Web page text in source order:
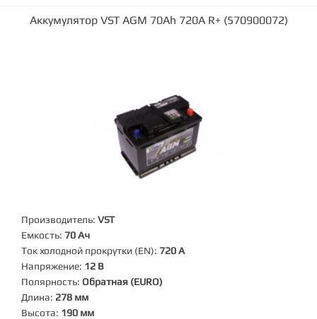
Аккумулятор VST AGM 70Ah 720A R+ (570900072)
Производитель: VST
Емкость: 70 Ач
Ток холодной прокрутки (EN): 720 А
Напряжение: 12 В
Полярность: Обратная (EURO)
Длина: 278 мм
Высота: 190 мм